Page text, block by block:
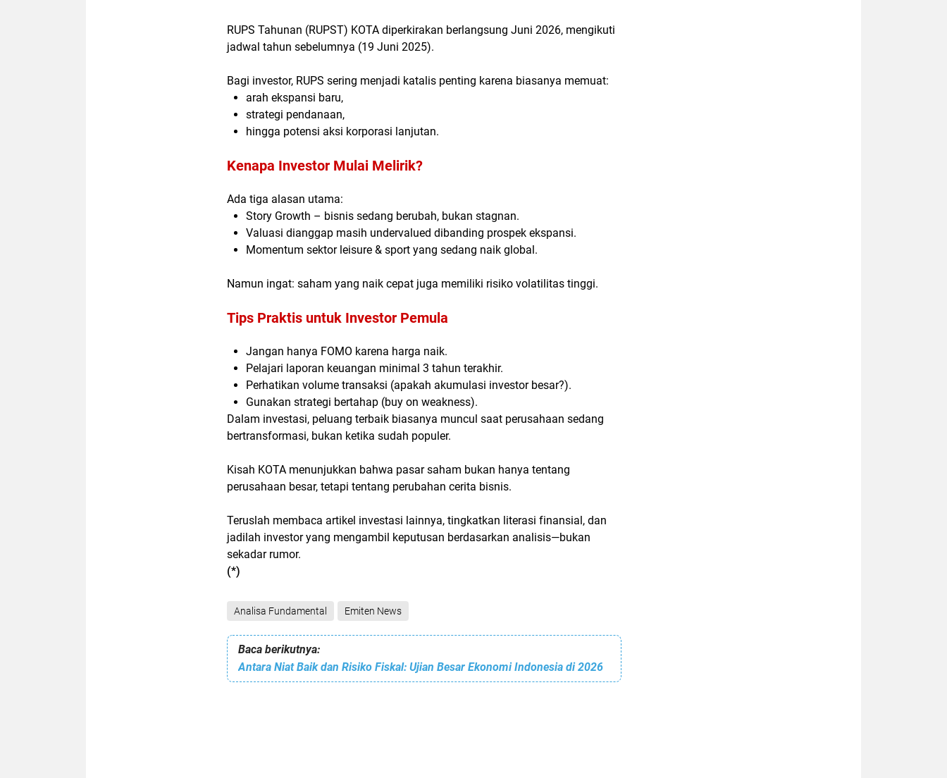
RUPS Tahunan (RUPST) KOTA diperkirakan berlangsung Juni 2026, mengikuti
jadwal tahun sebelumnya (19 Juni 2025).
Bagi investor, RUPS sering menjadi katalis penting karena biasanya memuat:
arah ekspansi baru,
strategi pendanaan,
hingga potensi aksi korporasi lanjutan.
Kenapa Investor Mulai Melirik?
Ada tiga alasan utama:
Story Growth – bisnis sedang berubah, bukan stagnan.
Valuasi dianggap masih undervalued dibanding prospek ekspansi.
Momentum sektor leisure & sport yang sedang naik global.
Namun ingat: saham yang naik cepat juga memiliki risiko volatilitas tinggi.
Tips Praktis untuk Investor Pemula
Jangan hanya FOMO karena harga naik.
Pelajari laporan keuangan minimal 3 tahun terakhir.
Perhatikan volume transaksi (apakah akumulasi investor besar?).
Gunakan strategi bertahap (buy on weakness).
Dalam investasi, peluang terbaik biasanya muncul saat perusahaan sedang
bertransformasi, bukan ketika sudah populer.
Kisah KOTA menunjukkan bahwa pasar saham bukan hanya tentang
perusahaan besar, tetapi tentang perubahan cerita bisnis.
Teruslah membaca artikel investasi lainnya, tingkatkan literasi finansial, dan
jadilah investor yang mengambil keputusan berdasarkan analisis—bukan
sekadar rumor.
(*)
Analisa Fundamental Emiten News
Baca berikutnya:
Antara Niat Baik dan Risiko Fiskal: Ujian Besar Ekonomi Indonesia di 2026